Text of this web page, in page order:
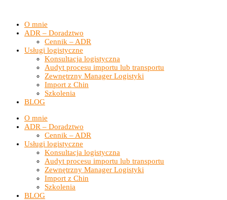
O mnie
ADR – Doradztwo
Cennik – ADR
Usługi logistyczne
Konsultacja logistyczna
Audyt procesu importu lub transportu
Zewnętrzny Manager Logistyki
Import z Chin
Szkolenia
BLOG
O mnie
ADR – Doradztwo
Cennik – ADR
Usługi logistyczne
Konsultacja logistyczna
Audyt procesu importu lub transportu
Zewnętrzny Manager Logistyki
Import z Chin
Szkolenia
BLOG